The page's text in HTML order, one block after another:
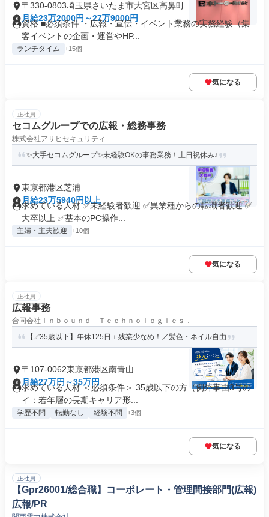
〒330-0803埼玉県さいたま市大宮区高鼻町
月給23万2000円～27万9000円
資格 ■必須条件 ・広報・宣伝・イベント業務の実務経験（集
客イベントの企画・運営やHP...
ランチタイム +15個
気になる
正社員
セコムグループでの広報・総務事務
株式会社アサヒセキュリティ
✨大手セコムグループ✨未経験OKの事務業務！土日祝休み♪
東京都港区芝浦
月給23万5940円以上
求めている人材 ✅未経験者歓迎 ✅異業種からの転職者歓迎 ✅
大卒以上 ✅基本のPC操作...
主婦・主夫歓迎 +10個
気になる
正社員
広報事務
合同会社Ｉｎｂｏｕｎｄ Ｔｅｃｈｎｏｌｏｇｉｅｓ．
【✅35歳以下】年休125日＋残業少なめ！／髪色・ネイル自由
〒107-0062東京都港区南青山
月給27万円～35万円
求めている人材 ＜必須条件＞ 35歳以下の方（例外事由3号の
イ：若年層の長期キャリア形...
学歴不問 転勤なし 経験不問 +3個
気になる
正社員
【Gpr26001/総合職】コーポレート・管理間接部門(広報)
広報/PR